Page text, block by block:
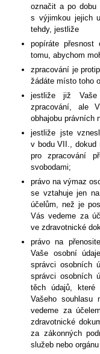
označit a po dobu
s výjimkou jejich
tehdy, jestliže
popíráte
tomu, abychom
zpracování je
žádáte místo toho
jestliže již Vaše
zpracování, ale
obhajobu právních
jestliže jste
v bodu VII., dokud
pro zpracování
svobodami;
právo na výmaz
se vztahuje jen
účelům, než je
Vás vedeme za
ve zdravotnické
právo na
Vaše osobní
správci osobních
správci osobních
těch údajů, které
Vašeho
vedeme za
zdravotnické
za zákonných
služeb nebo